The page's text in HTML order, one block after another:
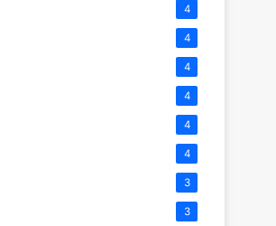
4
4
4
4
4
4
3
3